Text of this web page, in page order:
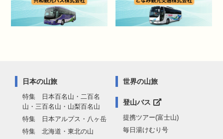
日本の山旅
特集 日本百名山・二百名
山・三百名山・山梨百名山
特集 日本アルプス・八ヶ岳
特集 北海道・東北の山
世界の山旅
登山バス
提携ツアー(富士山)
毎日湯けむり号